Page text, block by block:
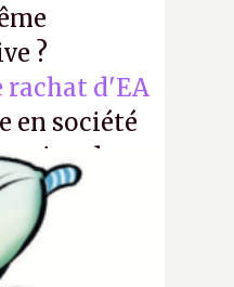
?
rachat d'EA
en société
de
la